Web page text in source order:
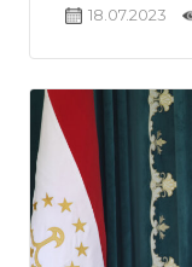
18.07.2023